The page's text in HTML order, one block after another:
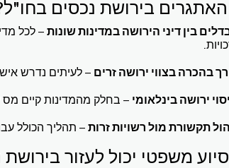
בירושת נכסים
בין דיני הירושה במדינות שונות – לכל
בהכרה בצווי ירושה זרים – לעיתים נדרש
ירושה בינלאומי – בחלק מהמדינות קיים
תקשורת מול רשויות זרות – תהליך הכולל
משפטי יכול לעזור